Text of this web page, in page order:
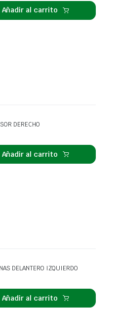
Añadir al carrito
DERECHO
Añadir al carrito
DELANTERO IZQUIERDO
Añadir al carrito